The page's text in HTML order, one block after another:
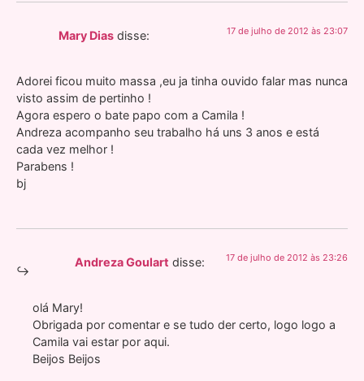
Mary Dias disse: 17 de julho de 2012 às 23:07
Adorei ficou muito massa ,eu ja tinha ouvido falar mas nunca
visto assim de pertinho !
Agora espero o bate papo com a Camila !
Andreza acompanho seu trabalho há uns 3 anos e está
cada vez melhor !
Parabens !
bj
Andreza Goulart disse: 17 de julho de 2012 às 23:26
olá Mary!
Obrigada por comentar e se tudo der certo, logo logo a
Camila vai estar por aqui.
Beijos Beijos